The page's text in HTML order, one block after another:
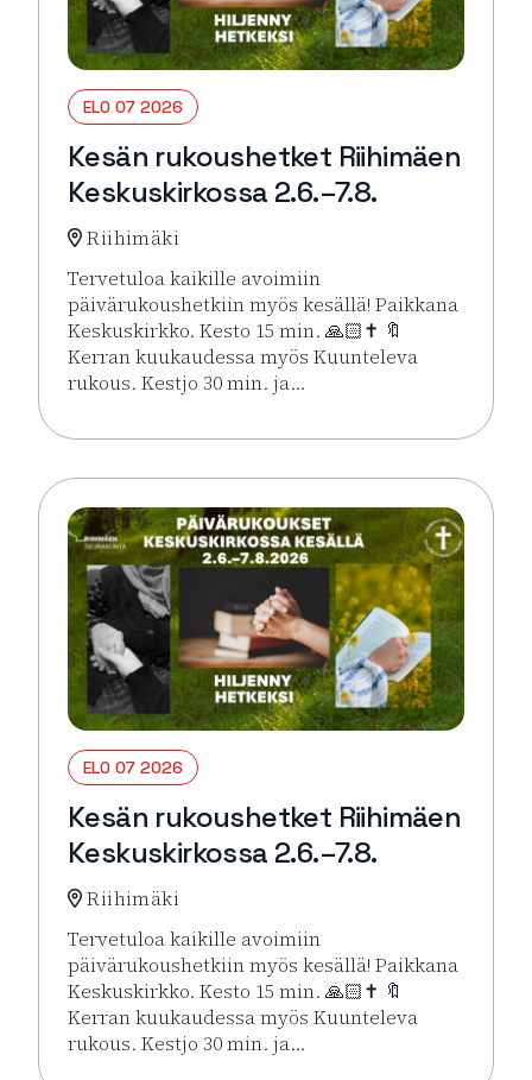
ELO 07 2026
Kesän rukoushetket Riihimäen
Keskuskirkossa 2.6.–7.8.
Riihimäki
Tervetuloa kaikille avoimiin
päivärukoushetkiin myös kesällä! Paikkana
Keskuskirkko. Kesto 15 min. 🙏🏻✝️ 🔖
Kerran kuukaudessa myös Kuunteleva
rukous. Kestjo 30 min. ja…
Lue lisää tapahtumasta Kesän rukoushetket
ELO 07 2026
Kesän rukoushetket Riihimäen
Keskuskirkossa 2.6.–7.8.
Riihimäki
Tervetuloa kaikille avoimiin
päivärukoushetkiin myös kesällä! Paikkana
Keskuskirkko. Kesto 15 min. 🙏🏻✝️ 🔖
Kerran kuukaudessa myös Kuunteleva
rukous. Kestjo 30 min. ja…